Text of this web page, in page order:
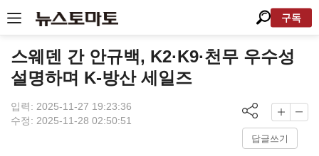
구독
스웨덴 간 안규백, K2·K9·천무 우수성
설명하며 K-방산 세일즈
입력: 2025-11-27 19:23:36
수정: 2025-11-28 02:50:51
답글쓰기